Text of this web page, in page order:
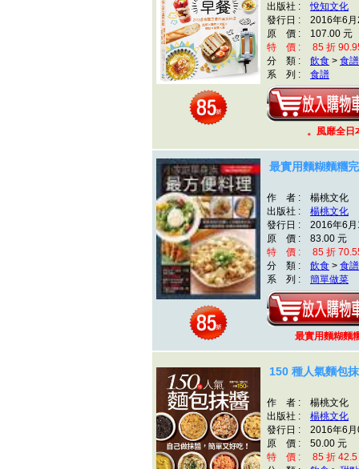
出版社 :悅知文化
發行日 : 2016年6月
原 價 : 107.00 元
特 價 : 85 折
分 類 : 飲食 > 食譜
系 列 : 食譜
。風靡全日
最實用麵糊麵糰
作 者 : 楊桃文化
出版社 : 楊桃文化
發行日 : 2016年6月
原 價 : 83.00 元
特 價 : 85 折
分 類 : 飲食 > 食譜
系 列 : 簡單做菜
最實用麵糊麵
150 種人氣麵包
作 者 : 楊桃文化
出版社 : 楊桃文化
發行日 : 2016年6月
原 價 : 50.00 元
特 價 : 85 折 42.5